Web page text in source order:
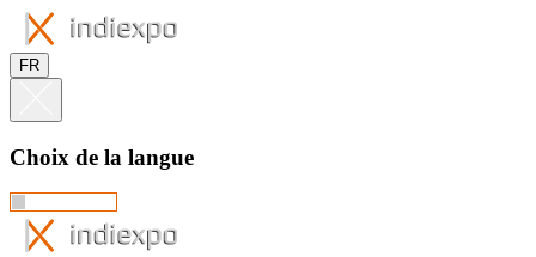
FR
Choix de la langue